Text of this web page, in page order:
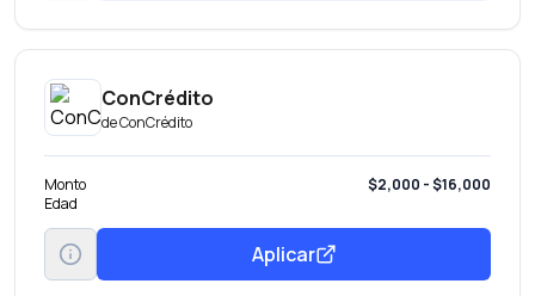
ConCrédito
deConCrédito
Monto
$2,000 - $16,000
Edad
Aplicar